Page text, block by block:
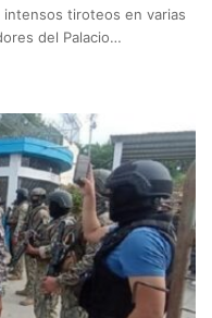
intensos tiroteos en varias
del Palacio…